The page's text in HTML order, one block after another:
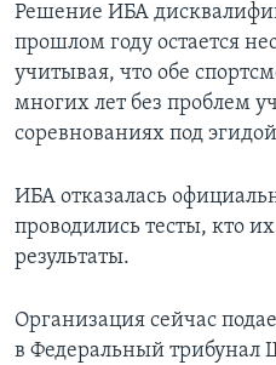
Решение ИБА
прошлом году остается
учитывая, что обе
многих лет без проблем
соревнованиях под
ИБА отказалась
проводились тесты, кто
результаты.
Организация сейчас
в Федеральный трибунал